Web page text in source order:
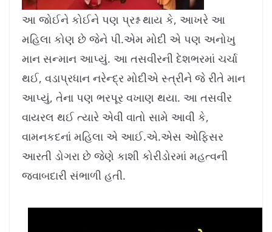
આ જોઈને કોઈને પણ પ્રશ્ન થાય કે, આખરે આ
મહિલા કોણ છે જેને પી.એમ મોદી એ પણ અનોખુ
માન સન્માન આપ્યું. આ તસવીરની દેશભરમાં ચર્ચા
થઈ, વડાપ્રધાન નરેન્દ્ર મોદીએ સ્ત્રીને જે રીતે માન
આપ્યું, તેના પણ ભરપૂર વખાણ થયા. આ તસવીર
વાયરલ થઈ ત્યારે એવી વાતો સામે આવી કે,
વામનકદનાં મહિલા એ આઈ.એ.એસ ઓફિસર
આરતી ડોગરા છે જેણે કાશી કોરીડોરમાં મહત્વની
જવાબદારી સંભાળી હતી.